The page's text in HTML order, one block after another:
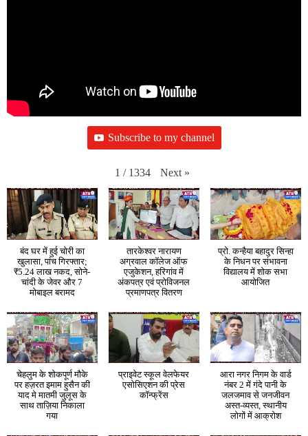
Subscribe to my channel
1 / 1334 Next »
बंद घर में हुई चोरी का
खुलासा, पांच गिरफ्तार;
₹5.24 लाख नकद, सोने-
चांदी के जेवर और 7
मोबाइल बरामद
तारकेश्वर नारायण
अग्रवाल कॉलेज ऑफ
एजुकेशन, हरिगांव में
अंकपत्र एवं प्रोविजनल
प्रमाणपत्र वितरण
प्रो. कन्हैया बहादुर सिन्हा
के निधन पर संभावना
विद्यालय में शोक सभा
आयोजित
चेहलुम के शोकपूर्ण मौके
पर हज़रत इमाम हुसैन की
याद मे मातमी जुलूस के
साथ ताज़िया निकाला
गया
प्राइवेट स्कूल वेलफेयर
एसोसिएशन की प्रेस
कॉन्फ्रेंस
आरा नगर निगम के वार्ड
नंबर 2 में गंदे पानी के
जलजमाव से जनजीवन
अस्त-व्यस्त, स्थानीय
लोगों में आक्रोश